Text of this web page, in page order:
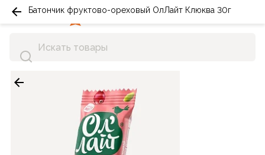
0
Батончик фруктово-ореховый ОлЛайт Клюква 30г